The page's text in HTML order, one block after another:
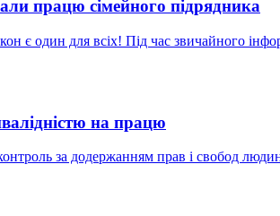
працю сімейного підрядника
є один для всіх! Під час звичайного
на працю
за додержанням прав і свобод